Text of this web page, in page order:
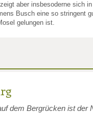
aber insbesoderne sich
Busch eine so stringent
gelungen ist.
dem Bergrücken ist der